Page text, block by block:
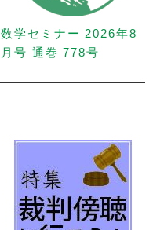
数学セミナー 2026年8
月号 通巻 778号